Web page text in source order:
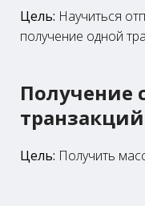
Цель: Научиться
получение одной
Получение
транзакций
Цель: Получить